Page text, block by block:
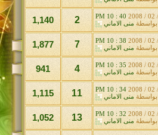
40 : 10 PM
بواسطة منى الاماني 2
1,140
38 : 10 PM
بواسطة منى الاماني 7
1,877
35 : 10 PM
بواسطة منى الاماني 4
941
34 : 10 PM
بواسطة منى الاماني 11
1,115
32 : 10 PM
بواسطة منى الاماني 13
1,052